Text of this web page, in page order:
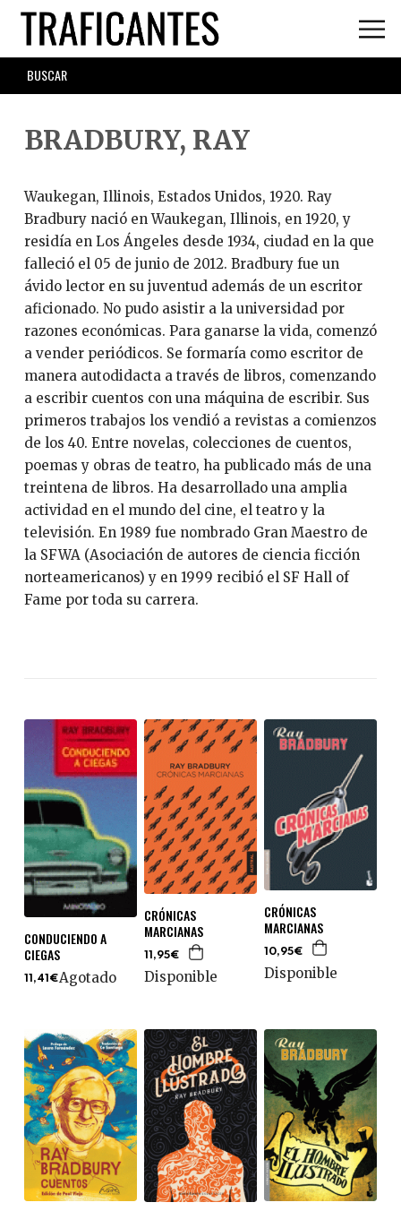
Skip
main
content
SEARCH
FORM
BRADBURY, RAY
Waukegan, Illinois, Estados Unidos, 1920. Ray
Bradbury nació en Waukegan, Illinois, en 1920, y
residía en Los Ángeles desde 1934, ciudad en la que
falleció el 05 de junio de 2012. Bradbury fue un
ávido lector en su juventud además de un escritor
aficionado. No pudo asistir a la universidad por
razones económicas. Para ganarse la vida, comenzó
a vender periódicos. Se formaría como escritor de
manera autodidacta a través de libros, comenzando
a escribir cuentos con una máquina de escribir. Sus
primeros trabajos los vendió a revistas a comienzos
de los 40. Entre novelas, colecciones de cuentos,
poemas y obras de teatro, ha publicado más de una
treintena de libros. Ha desarrollado una amplia
actividad en el mundo del cine, el teatro y la
televisión. En 1989 fue nombrado Gran Maestro de
la SFWA (Asociación de autores de ciencia ficción
norteamericanos) y en 1999 recibió el SF Hall of
Fame por toda su carrera.
CONDUCIENDO A
CIEGAS
11,41€Agotado
CRÓNICAS
MARCIANAS
11,95€
Disponible
CRÓNICAS
MARCIANAS
10,95€
Disponible